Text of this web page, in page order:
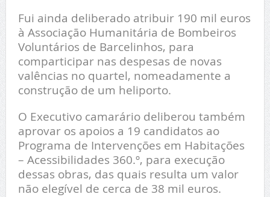
Fui ainda deliberado atribuir 190 mil euros
à Associação Humanitária de Bombeiros
Voluntários de Barcelinhos, para
comparticipar nas despesas de novas
valências no quartel, nomeadamente a
construção de um heliporto.
O Executivo camarário deliberou também
aprovar os apoios a 19 candidatos ao
Programa de Intervenções em Habitações
– Acessibilidades 360.º, para execução
dessas obras, das quais resulta um valor
não elegível de cerca de 38 mil euros.